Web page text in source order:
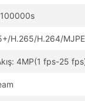
H.265/H.264/
4MP(1 fps-25